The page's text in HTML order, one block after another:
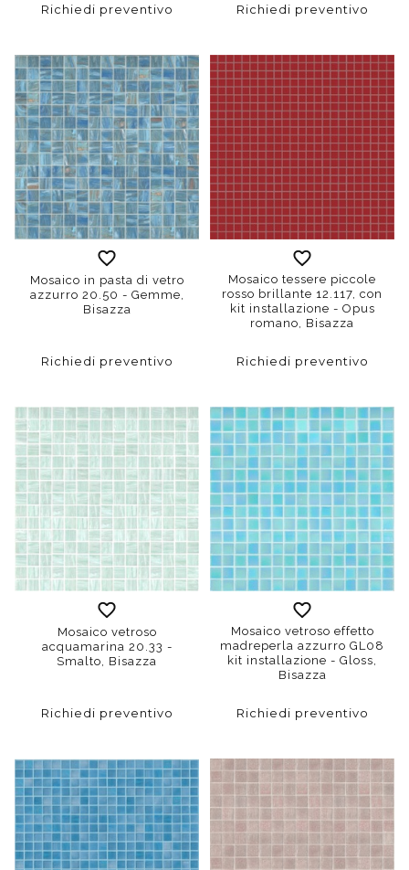
Richiedi preventivo Richiedi preventivo
Mosaico in pasta di vetro
azzurro 20.50 - Gemme,
Bisazza
Richiedi preventivo
Mosaico tessere piccole
rosso brillante 12.117, con
kit installazione - Opus
romano, Bisazza
Richiedi preventivo
Mosaico vetroso
acquamarina 20.33 -
Smalto, Bisazza
Richiedi preventivo
Mosaico vetroso effetto
madreperla azzurro GL08
kit installazione - Gloss,
Bisazza
Richiedi preventivo